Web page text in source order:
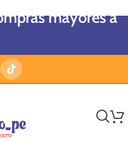
mayores a